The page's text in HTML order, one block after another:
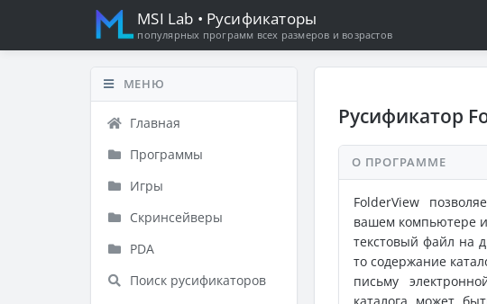
MSI Lab • Русификаторы
популярных программ всех размеров и возрастов
МЕНЮ
Главная
Программы
Игры
Скринсейверы
PDA
Поиск русификаторов
Русификатор
О ПРОГРАММЕ
FolderView
вашем компьютере и
текстовый файл на
то содержание
письму